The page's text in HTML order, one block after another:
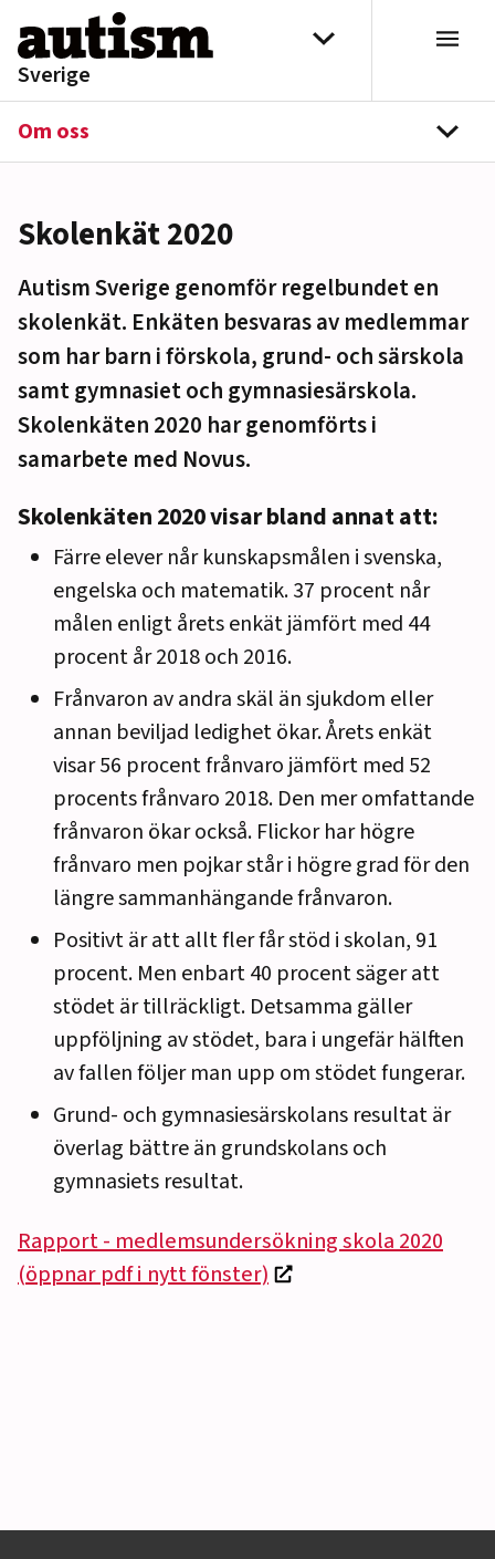
Hoppa till innehåll
Sverige
Välj distrikt
Om oss
Skolenkät 2020
Autism Sverige genomför regelbundet en
skolenkät. Enkäten besvaras av medlemmar
som har barn i förskola, grund- och särskola
samt gymnasiet och gymnasiesärskola.
Skolenkäten 2020 har genomförts i
samarbete med Novus.
Skolenkäten 2020 visar bland annat att:
Färre elever når kunskapsmålen i svenska,
engelska och matematik. 37 procent når
målen enligt årets enkät jämfört med 44
procent år 2018 och 2016.
Frånvaron av andra skäl än sjukdom eller
annan beviljad ledighet ökar. Årets enkät
visar 56 procent frånvaro jämfört med 52
procents frånvaro 2018. Den mer omfattande
frånvaron ökar också. Flickor har högre
frånvaro men pojkar står i högre grad för den
längre sammanhängande frånvaron.
Positivt är att allt fler får stöd i skolan, 91
procent. Men enbart 40 procent säger att
stödet är tillräckligt. Detsamma gäller
uppföljning av stödet, bara i ungefär hälften
av fallen följer man upp om stödet fungerar.
Grund- och gymnasiesärskolans resultat är
överlag bättre än grundskolans och
gymnasiets resultat.
Rapport - medlemsundersökning skola 2020
(öppnar pdf i nytt fönster)